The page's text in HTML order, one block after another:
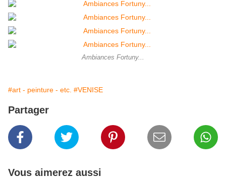
Ambiances Fortuny...
#art - peinture - etc. #VENISE
Partager
Vous aimerez aussi